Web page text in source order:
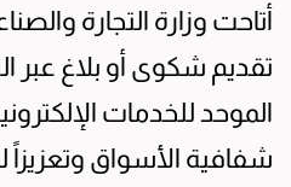
أتاحت وزارة التجارة
تقديم شكوى أو بلاغ عبر
الموحد للخدمات
شفافية الأسواق وتعزيزاً